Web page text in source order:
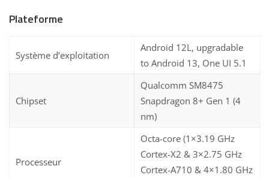
Plateforme
Système d’exploitation
Android 12L, upgradable
to Android 13, One UI 5.1
Chipset
Qualcomm SM8475
Snapdragon 8+ Gen 1 (4
nm)
Processeur
Octa-core (1×3.19 GHz
Cortex-X2 & 3×2.75 GHz
Cortex-A710 & 4×1.80 GHz